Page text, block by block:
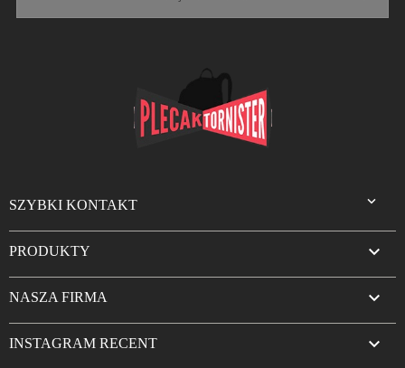
SZYBKI KONTAKT 
PRODUKTY 
NASZA FIRMA 
INSTAGRAM RECENT 